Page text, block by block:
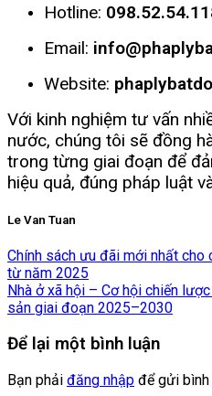
Hotline:
Email:
Website:
Với kinh nghiệm tư vấn
nước, chúng tôi sẽ đồng
trong từng giai đoạn để
hiệu quả, đúng pháp luật
Le Van Tuan
Chính sách ưu đãi mới nhất
từ năm 2025
Nhà ở xã hội – Cơ hội chiến
sản giai đoạn 2025–2030
Để lại một bình luận
Bạn phải đăng nhập để gửi bình